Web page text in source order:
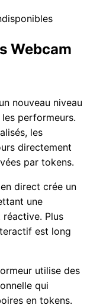
Webcam
nouveau niveau
performeurs.
les
directement
par tokens.
direct crée un
une
Plus
est long
utilise des
qui
en tokens.